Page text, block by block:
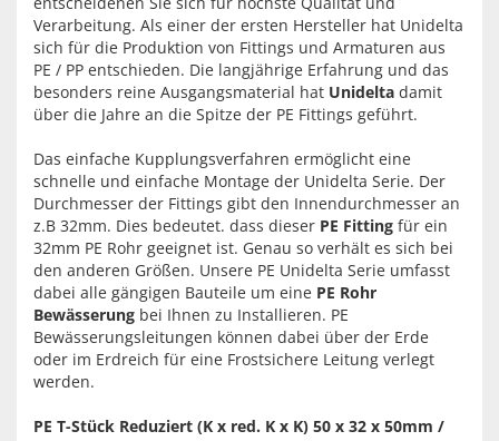
Verarbeitung. Als einer der ersten Hersteller hat Unidelta
sich für die Produktion von Fittings und Armaturen aus
PE / PP entschieden. Die langjährige Erfahrung und das
besonders reine Ausgangsmaterial hat Unidelta damit
über die Jahre an die Spitze der PE Fittings geführt.
Das einfache Kupplungsverfahren ermöglicht eine
schnelle und einfache Montage der Unidelta Serie. Der
Durchmesser der Fittings gibt den Innendurchmesser an
z.B 32mm. Dies bedeutet. dass dieser PE Fitting für ein
32mm PE Rohr geeignet ist. Genau so verhält es sich bei
den anderen Größen. Unsere PE Unidelta Serie umfasst
dabei alle gängigen Bauteile um eine PE Rohr
Bewässerung bei Ihnen zu Installieren. PE
Bewässerungsleitungen können dabei über der Erde
oder im Erdreich für eine Frostsichere Leitung verlegt
werden.
PE T-Stück Reduziert (K x red. K x K) 50 x 32 x 50mm /